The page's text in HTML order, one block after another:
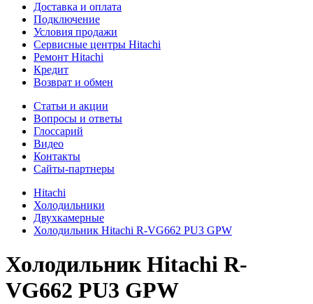
Доставка и оплата
Подключение
Условия продажи
Сервисные центры Hitachi
Ремонт Hitachi
Кредит
Возврат и обмен
Cтатьи и акции
Вопросы и ответы
Глоссарий
Видео
Контакты
Сайты-партнеры
Hitachi
Холодильники
Двухкамерные
Холодильник Hitachi R-VG662 PU3 GPW
ХолодильникHitachi R-
VG662 PU3 GPW